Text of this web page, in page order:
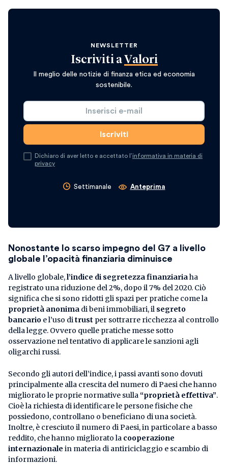
NEWSLETTER
Iscriviti a Valori
Il meglio delle notizie di finanza etica ed economia
sostenibile.
Dichiaro di aver letto e accettato l’informativa in materia di
privacy
Settimanale Anteprima
Nonostante lo scarso impegno del G7 a livello
globale l’opacità finanziaria diminuisce
A livello globale,l’indice di segretezza finanziariaha
registrato una riduzione del 2%, dopo il 7% del 2020. Ciò
significa che si sono ridotti gli spazi per pratiche come la
proprietà anonima di beni immobiliari, il segreto
bancario e l’uso ditrust per sottrarre ricchezza al controllo
della legge. Ovvero quelle pratiche messe sotto
osservazione nel tentativo di applicare le sanzioni agli
oligarchi russi.
Secondo gli autori dell’indice, i passi avanti sono dovuti
principalmente alla crescita del numero di Paesi che hanno
migliorato le proprie normative sulla“proprietà effettiva”.
Cioè la richiesta di identificare le persone fisiche che
possiedono, controllano o beneficiano di una società.
Inoltre, è cresciuto il numero di Paesi, in particolare a basso
reddito, che hanno migliorato la cooperazione
internazionale in materia di antiriciclaggio e scambio di
informazioni.